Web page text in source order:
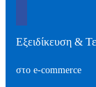
Εξειδίκευση &
στο e-commerce